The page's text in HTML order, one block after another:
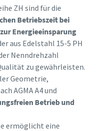
ZH sind für die
Betriebszeit bei
Energieeinsparung
aus Edelstahl 15-5 PH
Nenndrehzahl
zu gewährleisten.
Geometrie,
AGMA A4 und
Betrieb und
ermöglicht eine